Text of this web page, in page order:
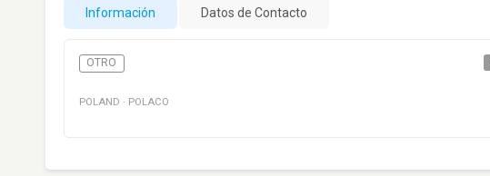
Información Datos de Contacto
OTRO
POLAND · POLACO